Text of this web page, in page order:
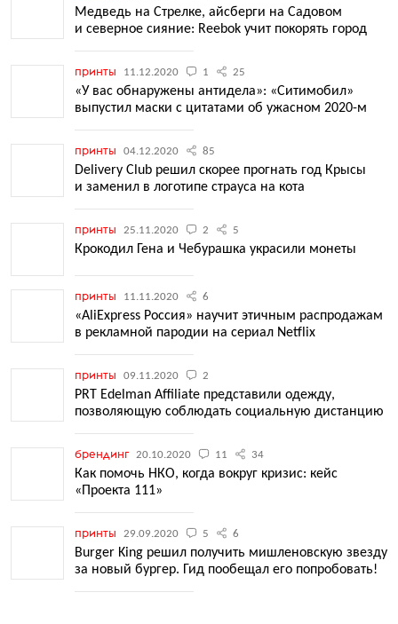
Медведь на Стрелке, айсберги на Садовом
и северное сияние: Reebok учит покорять город
принты 11.12.2020 1 25
«У вас обнаружены антидела»: «Ситимобил»
выпустил маски с цитатами об ужасном 2020-м
принты 04.12.2020 85
Delivery Club решил скорее прогнать год Крысы
и заменил в логотипе страуса на кота
принты 25.11.2020 2 5
Крокодил Гена и Чебурашка украсили монеты
принты 11.11.2020 6
«AliExpress Россия» научит этичным распродажам
в рекламной пародии на сериал Netflix
принты 09.11.2020 2
PRT Edelman Affiliate представили одежду,
позволяющую соблюдать социальную дистанцию
брендинг 20.10.2020 11 34
Как помочь НКО, когда вокруг кризис: кейс
«Проекта 111»
принты 29.09.2020 5 6
Burger King решил получить мишленовскую звезду
за новый бургер. Гид пообещал его попробовать!